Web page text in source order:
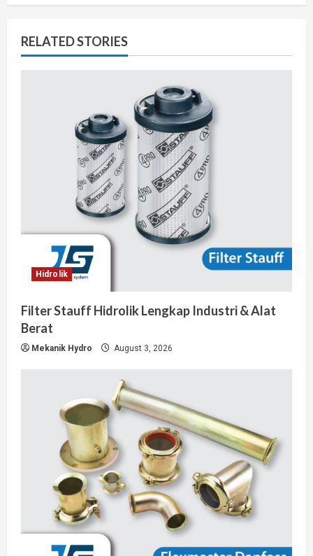
RELATED STORIES
Hidrolik
Filter Stauff Hidrolik Lengkap Industri & Alat
Berat
Mekanik Hydro August 3, 2026